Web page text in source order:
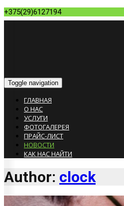
+375(29)6127194
Toggle navigation
ГЛАВНАЯ
О НАС
УСЛУГИ
ФОТОГАЛЕРЕЯ
ПРАЙС-ЛИСТ
НОВОСТИ
КАК НАС НАЙТИ
Author: clock